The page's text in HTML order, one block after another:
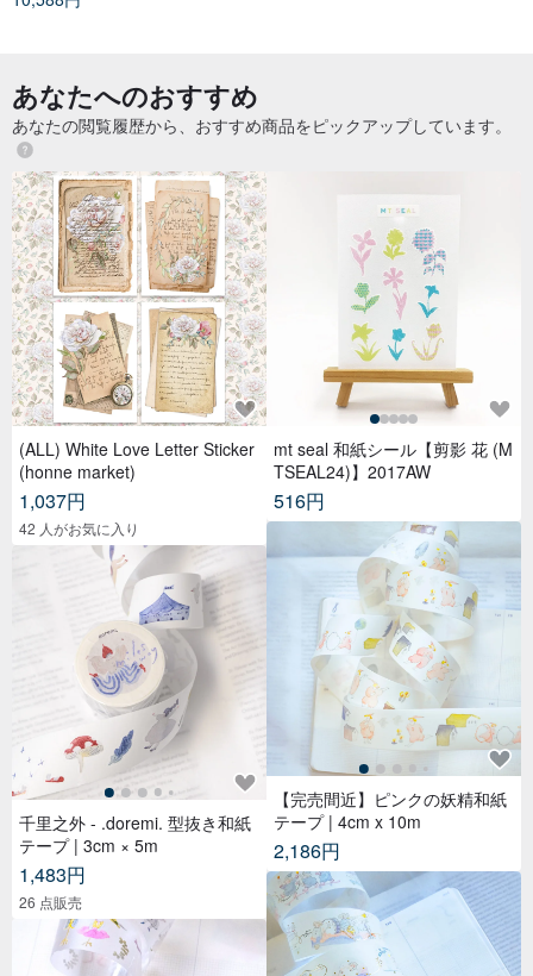
あなたへのおすすめ
あなたの閲覧履歴から、おすすめ商品をピックアップしています。
(ALL) White Love Letter Sticker
(honne market)
1,037円
42 人がお気に入り
千里之外 - .doremi. 型抜き和紙
テープ | 3cm × 5m
1,483円
26 点販売
mt seal 和紙シール【剪影 花 (M
TSEAL24)】2017AW
516円
【完売間近】ピンクの妖精和紙
テープ | 4cm x 10m
2,186円